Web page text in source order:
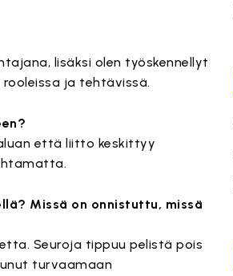
lisäksi olen työskennellyt
ja tehtävissä.
että liitto keskittyy
Missä on onnistuttu, missä
Seuroja tippuu pelistä pois
turvaamaan